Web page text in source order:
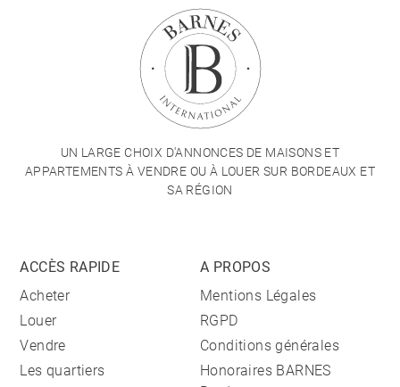
UN LARGE CHOIX D'ANNONCES DE MAISONS ET
APPARTEMENTS À VENDRE OU À LOUER SUR BORDEAUX ET
SA RÉGION
ACCÈS RAPIDE
Acheter
Louer
Vendre
Les quartiers
A PROPOS
Mentions Légales
RGPD
Conditions générales
Honoraires BARNES